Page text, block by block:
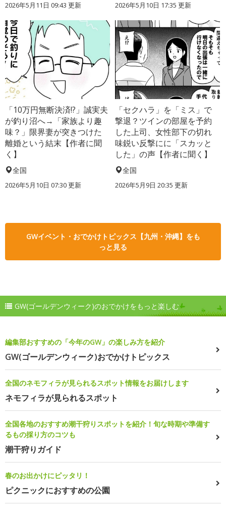
2026年5月11日 09:43 更新 2026年5月10日 17:35 更新
「10万円無断決済!?」誠実夫
が釣り沼へ→「家族より趣
味？」限界妻が突きつけた
離婚という結末【作者に聞
く】
全国
2026年5月10日 07:30 更新
「セクハラ」を「ミス」で
撃退？ツインの部屋を予約
した上司、女性部下の切れ
味鋭い反撃にに「スカッと
した」の声【作者に聞く】
全国
2026年5月9日 20:35 更新
GWイベント・おでかけトピックス【九州・沖縄】をも
っと見る
GW(ゴールデンウィーク)のおでかけをもっと楽しむ
編集部おすすめの「今年のGW」の楽しみ方を紹介
GW(ゴールデンウィーク)おでかけトピックス
全国のネモフィラが見られるスポット情報をお届けします
ネモフィラが見られるスポット
全国各地のおすすめ潮干狩りスポットを紹介！旬な時期や準備す
るもの採り方のコツも
潮干狩りガイド
春のお出かけにピッタリ！
ピクニックにおすすめの公園